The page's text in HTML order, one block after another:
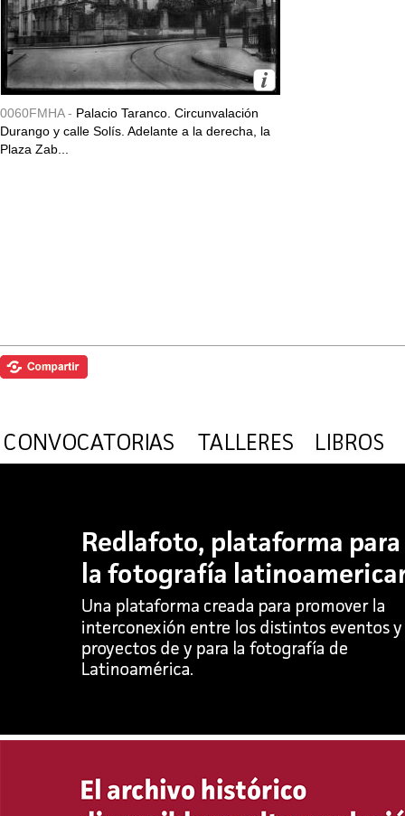
0060FMHA - Palacio Taranco. Circunvalación
Durango y calle Solís. Adelante a la derecha, la
Plaza Zab...